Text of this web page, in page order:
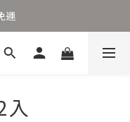
金 👉🏻
運
金 👉🏻
入